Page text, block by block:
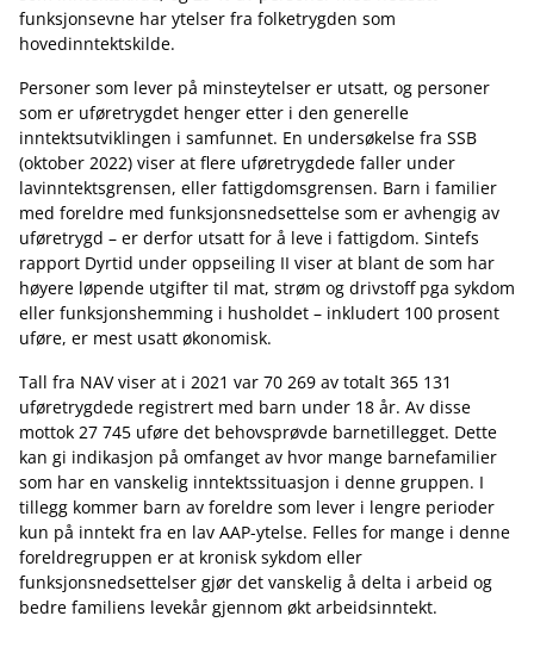
funksjonsevne har ytelser fra folketrygden som
hovedinntektskilde.
Personer som lever på minsteytelser er utsatt, og personer
som er uføretrygdet henger etter i den generelle
inntektsutviklingen i samfunnet. En undersøkelse fra SSB
(oktober 2022) viser at flere uføretrygdede faller under
lavinntektsgrensen, eller fattigdomsgrensen. Barn i familier
med foreldre med funksjonsnedsettelse som er avhengig av
uføretrygd – er derfor utsatt for å leve i fattigdom. Sintefs
rapport Dyrtid under oppseiling II viser at blant de som har
høyere løpende utgifter til mat, strøm og drivstoff pga sykdom
eller funksjonshemming i husholdet – inkludert 100 prosent
uføre, er mest usatt økonomisk.
Tall fra NAV viser at i 2021 var 70 269 av totalt 365 131
uføretrygdede registrert med barn under 18 år. Av disse
mottok 27 745 uføre det behovsprøvde barnetillegget. Dette
kan gi indikasjon på omfanget av hvor mange barnefamilier
som har en vanskelig inntektssituasjon i denne gruppen. I
tillegg kommer barn av foreldre som lever i lengre perioder
kun på inntekt fra en lav AAP-ytelse. Felles for mange i denne
foreldregruppen er at kronisk sykdom eller
funksjonsnedsettelser gjør det vanskelig å delta i arbeid og
bedre familiens levekår gjennom økt arbeidsinntekt.